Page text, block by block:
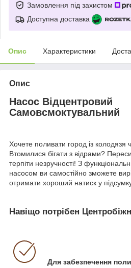
Замовлення під захистом
Доступна доставка
Опис Характеристики
Опис
Насос Відцентровий
Самовсмоктувальний
Хочете поливати город із колодязя
Втомилися бігати з відрами?
терпіти незручності! З
насосом ви самостійно зможете
отримати хороший натиск у
Навіщо потрібен
Для забезпечення